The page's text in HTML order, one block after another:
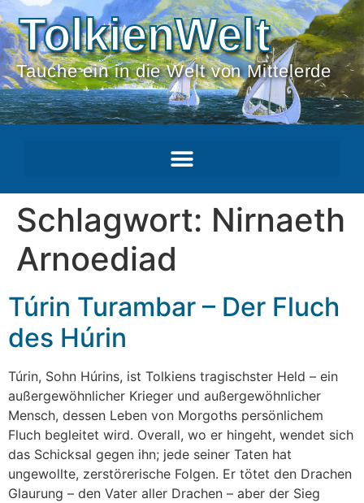
TolkienWelt
Tauche ein in die Welt von Mittelerde
Schlagwort: Nirnaeth
Arnoediad
Túrin Turambar – Der Fluch
des Húrin
Túrin, Sohn Húrins, ist Tolkiens tragischster Held – ein
außergewöhnlicher Krieger und außergewöhnlicher
Mensch, dessen Leben von Morgoths persönlichem
Fluch begleitet wird. Overall, wo er hingeht, wendet sich
das Schicksal gegen ihn; jede seiner Taten hat
ungewollte, zerstörerische Folgen. Er tötet den Drachen
Glaurung – den Vater aller Drachen – aber der Sieg